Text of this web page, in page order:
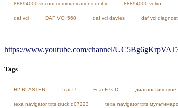
88894000 vocom communications unit ii 88894000 volvo
daf vci DAF VCI 560 daf vci davies daf vci
https://www.youtube.com/channel/
Tags
H2 BLASTER fcar f7 Fcar F7s-D
texa navigator txts truck d07223 texa navigator txts